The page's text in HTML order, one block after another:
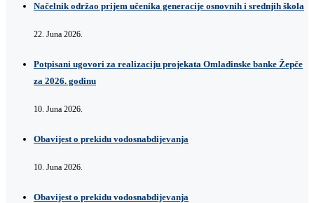
Načelnik održao prijem učenika generacije osnovnih i srednjih škola
22. Juna 2026.
Potpisani ugovori za realizaciju projekata Omladinske banke Žepče
za 2026. godinu
10. Juna 2026.
Obavijest o prekidu vodosnabdijevanja
10. Juna 2026.
Obavijest o prekidu vodosnabdijevanja